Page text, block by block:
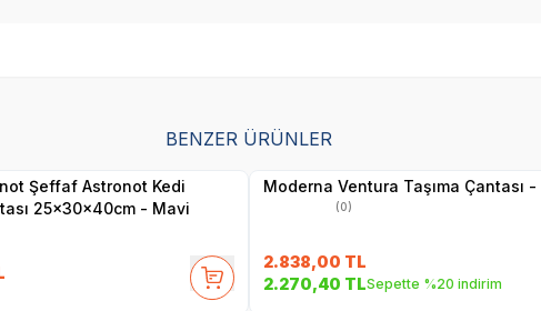
BENZER ÜRÜNLER
Şeffaf Astronot Kedi
25x30x40cm - Mavi
Moderna Ventura Taşıma Çantası
(0)
2.838,00 TL
2.270,40 TLSepette %20 indirim